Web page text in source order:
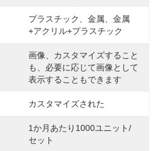
プラスチック、金属、金属
+アクリル+プラスチック
画像、カスタマイズすること
も、必要に応じて画像として
表示することもできます
カスタマイズされた
1か月あたり1000ユニット/
セット